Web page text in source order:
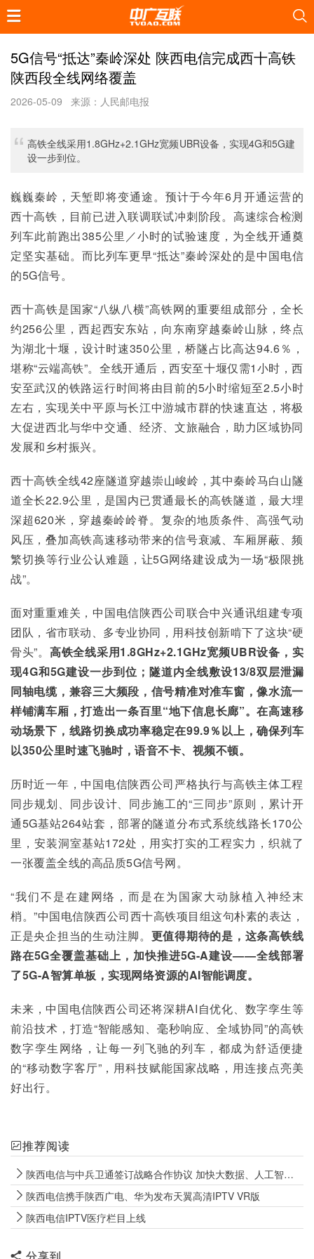
5G信号“抵达”秦岭深处 陕西电信完成西十高铁
陕西段全线网络覆盖
2026-05-09 来源：人民邮电报
高铁全线采用1.8GHz+2.1GHz宽频UBR设备，实现4G和5G建
设一步到位。
巍巍秦岭，天堑即将变通途。预计于今年6月开通运营的
西十高铁，目前已进入联调联试冲刺阶段。高速综合检测
列车此前跑出385公里／小时的试验速度，为全线开通奠
定坚实基础。而比列车更早“抵达”秦岭深处的是中国电信
的5G信号。
西十高铁是国家“八纵八横”高铁网的重要组成部分，全长
约256公里，西起西安东站，向东南穿越秦岭山脉，终点
为湖北十堰，设计时速350公里，桥隧占比高达94.6％，
堪称“云端高铁”。全线开通后，西安至十堰仅需1小时，西
安至武汉的铁路运行时间将由目前的5小时缩短至2.5小时
左右，实现关中平原与长江中游城市群的快速直达，将极
大促进西北与华中交通、经济、文旅融合，助力区域协同
发展和乡村振兴。
西十高铁全线42座隧道穿越崇山峻岭，其中秦岭马白山隧
道全长22.9公里，是国内已贯通最长的高铁隧道，最大埋
深超620米，穿越秦岭岭脊。复杂的地质条件、高强气动
风压，叠加高铁高速移动带来的信号衰减、车厢屏蔽、频
繁切换等行业公认难题，让5G网络建设成为一场“极限挑
战”。
面对重重难关，中国电信陕西公司联合中兴通讯组建专项
团队，省市联动、多专业协同，用科技创新啃下了这块“硬
骨头”。 高铁全线采用1.8GHz+2.1GHz宽频UBR设备，实
现4G和5G建设一步到位；隧道内全线敷设13/8双层泄漏
同轴电缆，兼容三大频段，信号精准对准车窗，像水流一
样铺满车厢，打造出一条百里“地下信息长廊”。在高速移
动场景下，线路切换成功率稳定在99.9％以上，确保列车
以350公里时速飞驰时，语音不卡、视频不顿。
历时近一年，中国电信陕西公司严格执行与高铁主体工程
同步规划、同步设计、同步施工的“三同步”原则，累计开
通5G基站264站套，部署的隧道分布式系统线路长170公
里，安装洞室基站172处，用实打实的工程实力，织就了
一张覆盖全线的高品质5G信号网。
“我们不是在建网络，而是在为国家大动脉植入神经末
梢。”中国电信陕西公司西十高铁项目组这句朴素的表达，
正是央企担当的生动注脚。 更值得期待的是，这条高铁线
路在5G全覆盖基础上，加快推进5G-A建设——全线部署
了5G-A智算单板，实现网络资源的AI智能调度。
未来，中国电信陕西公司还将深耕AI自优化、数字孪生等
前沿技术，打造“智能感知、毫秒响应、全域协同”的高铁
数字孪生网络，让每一列飞驰的列车，都成为舒适便捷
的“移动数字客厅”，用科技赋能国家战略，用连接点亮美
好出行。
推荐阅读
陕西电信与中兵卫通签订战略合作协议 加快大数据、人工智能等融合创新
陕西电信携手陕西广电、华为发布天翼高清IPTV VR版
陕西电信IPTV医疗栏目上线
分享到